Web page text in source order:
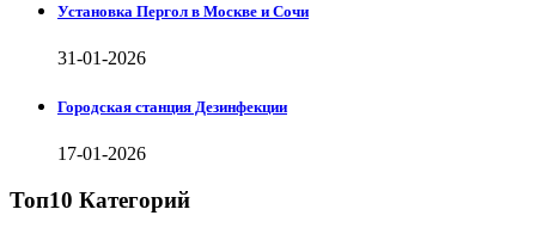
Установка Пергол в Москве и Сочи
31-01-2026
Городская станция Дезинфекции
17-01-2026
Топ10 Категорий